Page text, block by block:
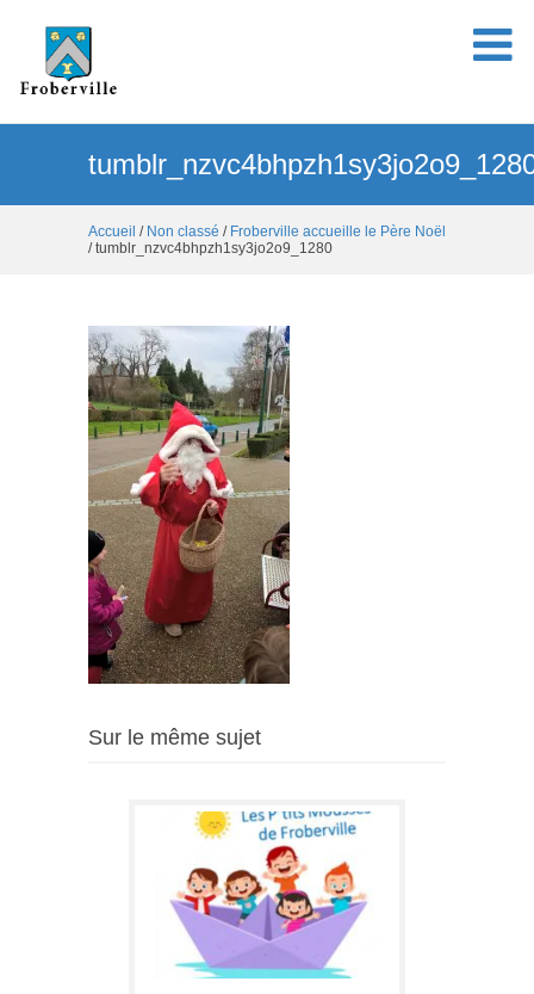
Accueil / Non classé / Froberville accueille le Père Noël
/ tumblr_nzvc4bhpzh1sy3jo2o9_1280
Sur le même sujet